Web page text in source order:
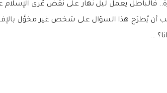
يعمل ليل نهار على نقض عُرى الإسلام
يُطرَح هذا السؤال على شخص غير مخوَّل
…